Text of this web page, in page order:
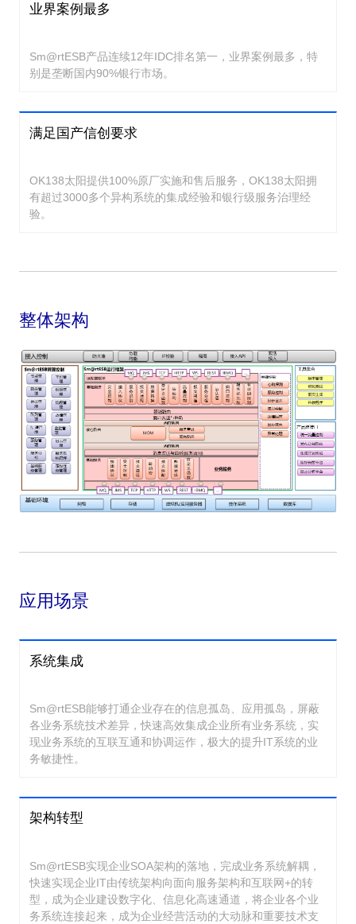
业界案例最多
Sm@rtESB产品连续12年IDC排名第一，业界案例最多，特
别是垄断国内90%银行市场。
满足国产信创要求
OK138太阳提供100%原厂实施和售后服务，OK138太阳拥
有超过3000多个异构系统的集成经验和银行级服务治理经
验。
整体架构
应用场景
系统集成
Sm@rtESB能够打通企业存在的信息孤岛、应用孤岛，屏蔽
各业务系统技术差异，快速高效集成企业所有业务系统，实
现业务系统的互联互通和协调运作，极大的提升IT系统的业
务敏捷性。
架构转型
Sm@rtESB实现企业SOA架构的落地，完成业务系统解耦，
快速实现企业IT由传统架构向面向服务架构和互联网+的转
型，成为企业建设数字化、信息化高速通道，将企业各个业
务系统连接起来，成为企业经营活动的大动脉和重要技术支